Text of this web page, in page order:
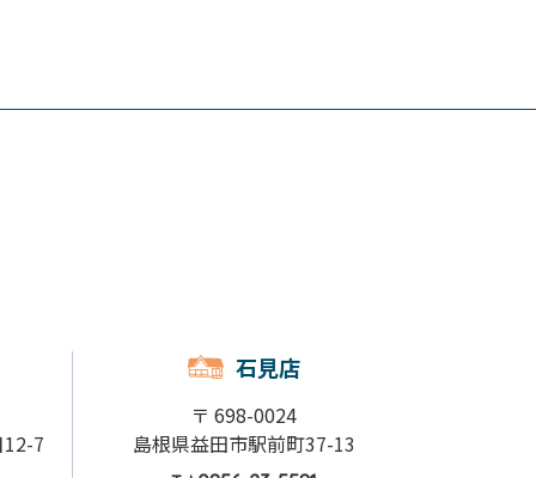
7
石見店
〒 698-0024
島根県益田市駅前町37-13